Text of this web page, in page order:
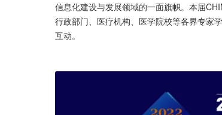
信息化建设与发展领域的一面旗帜。本届
行政部门、医疗机构、医学院校等各界专家
互动。